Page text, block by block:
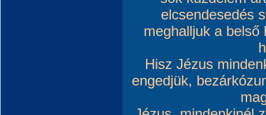
elcsendesedés
meghalljuk a belső
Hisz Jézus
engedjük,